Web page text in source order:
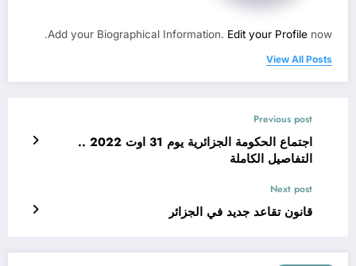
Add your Biographical Information. Edit your Profile now.
View All Posts
Previous post
اجتماع الحكومة الجزائرية يوم 31 اوت 2022 ..
التفاصيل الكاملة
Next post
قانون تقاعد جديد في الجزائر